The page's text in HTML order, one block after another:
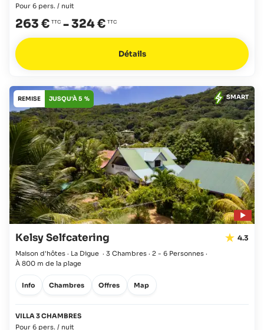
Pour 6 pers. / nuit
263 € -324 €
Détails
REMISE JUSQU'À 5 % SMART
Kelsy Selfcatering 4.3
Maison d'hôtes · La Digue · 3 Chambres · 2 - 6 Personnes ·
À 800 m de la plage
Info Chambres Offres Map
VILLA 3 CHAMBRES
Pour 6 pers. / nuit